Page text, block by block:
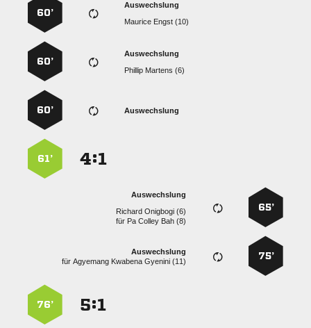
Auswechslung
  
60’
Auswechslung
  
60’
Auswechslung
60’
:
61’
65’
Auswechslung
  
für    
75’
Auswechslung
für   
:
76’